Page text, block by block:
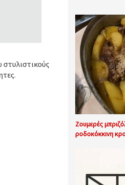
στυλιστικούς
Ζουμερές
ροδοκόκκινη